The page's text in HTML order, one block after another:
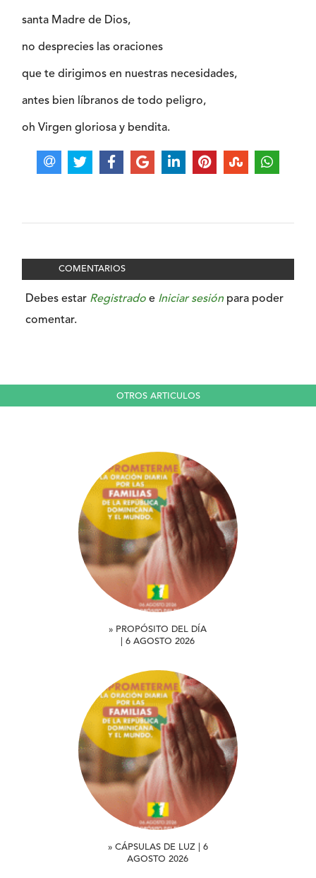
santa Madre de Dios,
no desprecies las oraciones
que te dirigimos en nuestras necesidades,
antes bien líbranos de todo peligro,
oh Virgen gloriosa y bendita.
COMENTARIOS
Debes estar Registrado e Iniciar sesión para poder
comentar.
OTROS ARTICULOS
» PROPÓSITO DEL DÍA
| 6 AGOSTO 2026
» CÁPSULAS DE LUZ | 6
AGOSTO 2026